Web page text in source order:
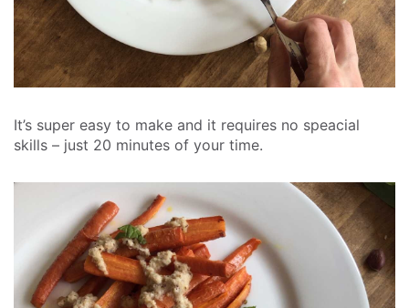
It’s super easy to make and it requires no speacial
skills – just 20 minutes of your time.